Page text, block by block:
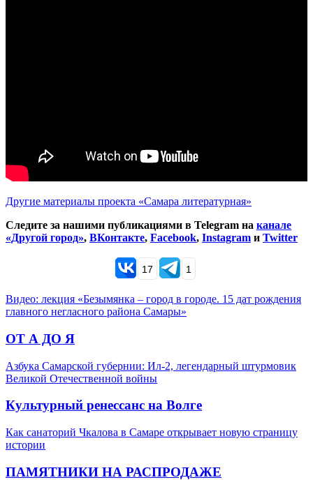
Другие материалы проекта «Самара литературная»
Следите за нашими публикациями в Telegram на канале
«Другой город», ВКонтакте, Facebook, Instagram и Twitter
17 1
Видео: лекция «Безымянка – город в городе. 15 дат рождения
главного негласного района Самары»
ОТ А ДО Я
Азбука Самарской губернии: Ил-2, легендарный штурмовик
Великой Отечественной войны
Культурный ренессанс на Волге
Как санаторий Чкалова в Самаре открывает новую страницу
истории
ПАМЯТНИКИ НА РАСПРОДАЖЕ